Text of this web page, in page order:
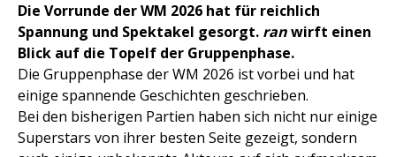
Die Vorrunde der WM 2026 hat für reichlich
Spannung und Spektakel gesorgt. ranwirft einen
Blick auf die Topelf der Gruppenphase.
Die Gruppenphase der WM 2026 ist vorbei und hat
einige spannende Geschichten geschrieben.
Bei den bisherigen Partien haben sich nicht nur einige
Superstars von ihrer besten Seite gezeigt, sondern